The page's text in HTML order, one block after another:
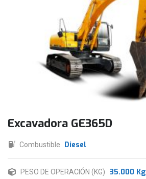
Excavadora GE365D
Combustible Diesel
PESO DE OPERACIÓN (KG) 35.000 Kg